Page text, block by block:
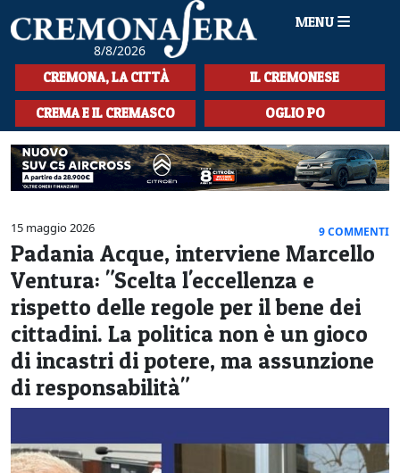
8/8/2026
MENU
HOME
CRONACA
SPORT
LA MUSICA
CULTURA
LA STORIA
SPETTACOLI
L'EDITORIALE
SEZIONI
CERCA
CREMONA, LA CITTÀ IL CREMONESE
CREMA E IL CREMASCO OGLIO PO
15 maggio 2026 9 COMMENTI
Padania Acque, interviene Marcello
Ventura: "Scelta l'eccellenza e
rispetto delle regole per il bene dei
cittadini. La politica non è un gioco
di incastri di potere, ma assunzione
di responsabilità"